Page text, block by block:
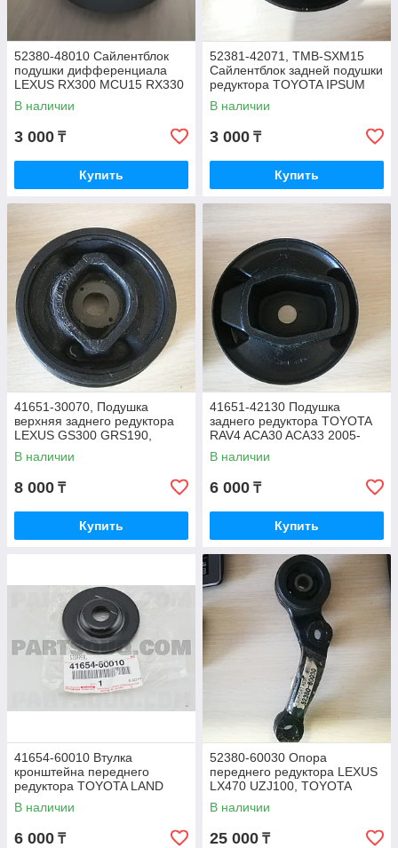
52380-48010 Сайлентблок
подушки дифференциала
LEXUS RX300 MCU15 RX330
MCU38, PERFECT
В наличии
3 000 ₸
Купить
52381-42071, TMB-SXM15
Сайлентблок задней подушки
редуктора TOYOTA IPSUM
SXM15 ACM26, EEP
В наличии
3 000 ₸
Купить
41651-30070, Подушка
верхняя заднего редуктора
LEXUS GS300 GRS190,
JAPAN
В наличии
8 000 ₸
Купить
41651-42130 Подушка
заднего редуктора TOYOTA
RAV4 ACA30 ACA33 2005-
2012, JAPAN
В наличии
6 000 ₸
Купить
41654-60010 Втулка
кронштейна переднего
редуктора TOYOTA LAND
CRUISER UZJ100, HILUX
SURF, JAPAN
В наличии
6 000 ₸
52380-60030 Опора
переднего редуктора LEXUS
LX470 UZJ100, TOYOTA
LAND CRUISER UZJ100
1998-2002, JAPAN
В наличии
25 000 ₸